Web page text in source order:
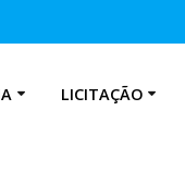
LICITAÇÃO